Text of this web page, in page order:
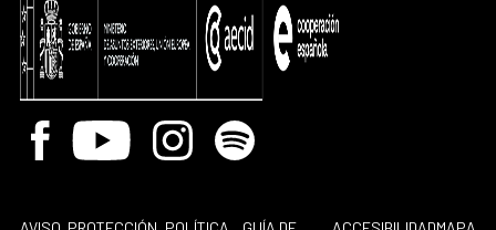
Facebook
Youtube InstagramSpotify